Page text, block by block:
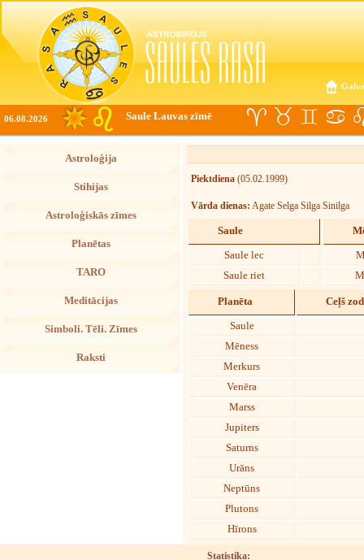
06.08.2026 Saule Lauvas zīmē
Astroloģija
Stihijas
Astroloģiskās zīmes
Planētas
TARO
Meditācijas
Simboli. Tēli. Zīmes
Raksti
Piektdiena (05.02.1999)
Vārda dienas: Agate Selga Silga Sinilga
Saule
Saule lec
Saule riet
Planēta Ceļš
Saule
Mēness
Merkurs
Venēra
Marss
Jupiters
Saturns
Urāns
Neptūns
Plutons
Hīrons
Statistika: